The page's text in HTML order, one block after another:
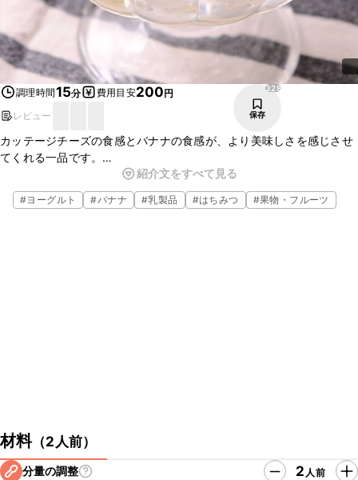
調理時間15分 費用目安200円
レビュー
328
保存
カッテージチーズの食感とバナナの食感が、より美味しさを感じさせ
てくれる一品です。
バナナを切ったら、あとはサッと混ぜるだけなのでとても簡単です
よ。
朝ごはんのデザートにもおすすめです。ぜひお試しくださいね。
紹介文をすべて見る
#ヨーグルト #バナナ #乳製品 #はちみつ #果物・フルーツ
材料（2人前）
分量の調整 2 人前